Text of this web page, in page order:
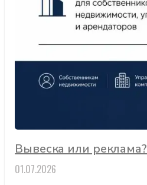
Вывеска или реклама?
01.07.2026